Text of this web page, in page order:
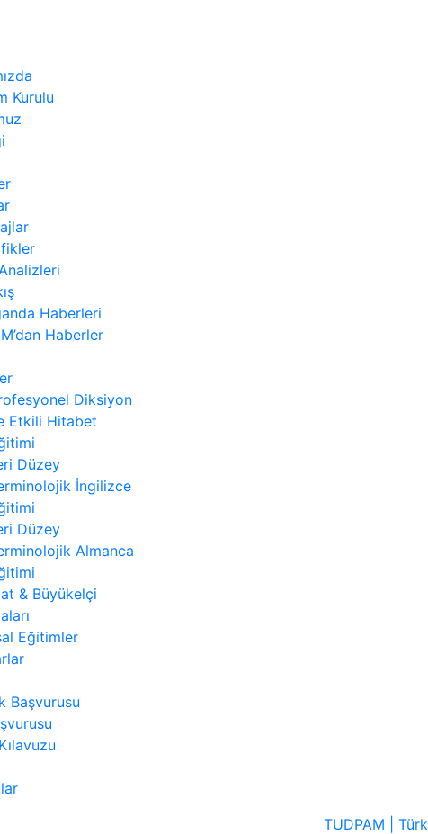
Kurulu
Haberleri
Haberler
Diksiyon
Etkili Hitabet
Düzey
İngilizce
Düzey
Almanca
& Büyükelçi
Eğitimler
Başvurusu
TUDPAM |